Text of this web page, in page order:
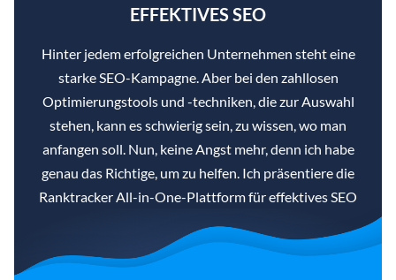
EFFEKTIVES SEO
Hinter jedem erfolgreichen Unternehmen steht eine
starke SEO-Kampagne. Aber bei den zahllosen
Optimierungstools und -techniken, die zur Auswahl
stehen, kann es schwierig sein, zu wissen, wo man
anfangen soll. Nun, keine Angst mehr, denn ich habe
genau das Richtige, um zu helfen. Ich präsentiere die
Ranktracker All-in-One-Plattform für effektives SEO